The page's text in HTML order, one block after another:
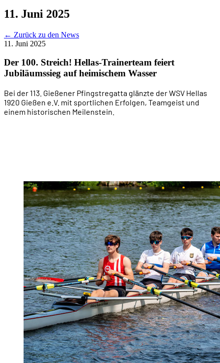
11. Juni 2025
← Zurück zu den News
11. Juni 2025
Der 100. Streich! Hellas-Trainerteam feiert
Jubiläumssieg auf heimischem Wasser
Bei der 113. Gießener Pfingstregatta glänzte der WSV Hellas
1920 Gießen e.V. mit sportlichen Erfolgen, Teamgeist und
einem historischen Meilenstein.